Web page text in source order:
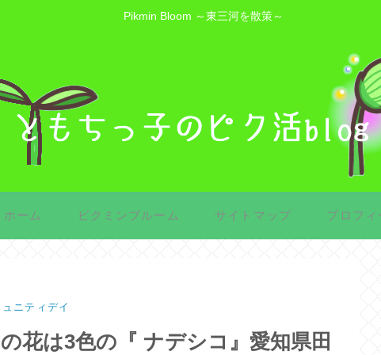
Pikmin Bloom ～東三河を散策～
ホーム ピクミンブルーム サイトマップ プロフィ
ュニティデイ
花は3色の『 ナデシコ』愛知県田